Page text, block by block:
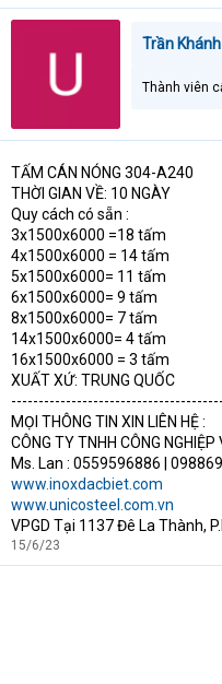
e
r
e
r
y
ử
Trần
Thành viên
TẤM CÁN NÓNG 304-A240
THỜI GIAN VỀ: 10 NGÀY
Quy cách có sẵn :
3x1500x6000 =18 tấm
4x1500x6000 = 14 tấm
5x1500x6000= 11 tấm
6x1500x6000= 9 tấm
8x1500x6000= 7 tấm
14x1500x6000= 4 tấm
16x1500x6000 = 3 tấm
XUẤT XỨ: TRUNG QUỐC
MỌI THÔNG TIN XIN LIÊN HỆ :
CÔNG TY TNHH CÔNG
Ms. Lan : 0559596886 |
www.inoxdacbiet.com
www.unicosteel.com.vn
VPGD Tại 1137 Đê La Thành,
15/6/23